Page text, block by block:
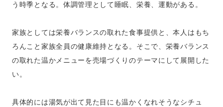
う時季となる。体調管理として睡眠、栄養、運動がある。
家族としては栄養バランスの取れた食事提供と、本人はもち
ろんこと家族全員の健康維持となる。そこで、栄養バランス
の取れた温かメニューを売場づくりのテーマにして展開した
い。
具体的には湯気が出て見た目にも温かくなれそうなシチュ